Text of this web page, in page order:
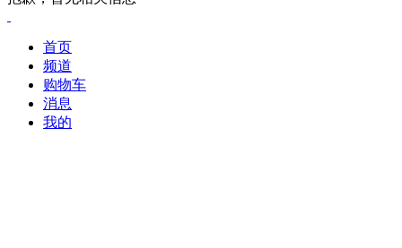
首页
频道
购物车
消息
我的